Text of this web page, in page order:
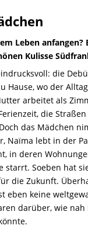
Leben anfangen?
Kulisse
die
Hause, wo der
arbeitet als
die
das Mädchen
Naïma lebt in der
in deren
starrt. Soeben hat
die Zukunft.
eben keine
darüber, wie